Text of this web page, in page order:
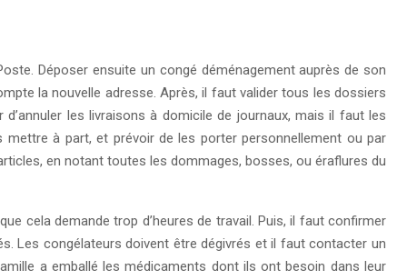
Déposer ensuite un congé déménagement auprès de son
la nouvelle adresse. Après, il faut valider tous les dossiers
les livraisons à domicile de journaux, mais il faut les
à part, et prévoir de les porter personnellement ou par
en notant toutes les dommages, bosses, ou éraflures du
cela demande trop d’heures de travail. Puis, il faut confirmer
Les congélateurs doivent être dégivrés et il faut contacter un
a emballé les médicaments dont ils ont besoin dans leur